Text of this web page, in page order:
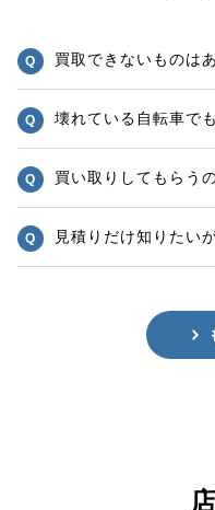
買取できないものは
壊れている自転車で
買い取りしてもらう
見積りだけ知りたい